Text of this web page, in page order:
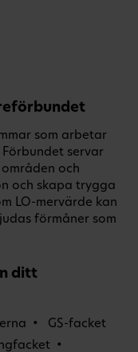
som arbetar
servar
och
och skapa trygga
LO-mervärde kan
förmåner som
ditt
GS-facket